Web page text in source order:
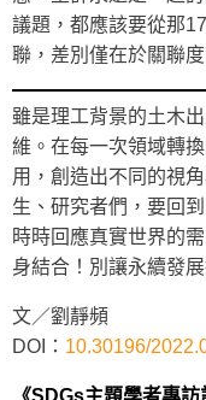
議題，都應該要從那
聯，差別僅在於關聯度
雖是理工背景的土木
維。在每一次領域轉
用，創造出不同的視
生、研究者們，要回
時時回應真實世界的
身結合！別讓永續發
文／劉靜頻
DOI： 10.30196/
《SDGs主題學者專